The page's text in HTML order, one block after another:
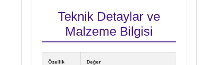
Teknik Detaylar ve
Malzeme Bilgisi
Özellik Değer